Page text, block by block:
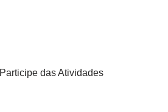
Participe das Atividades